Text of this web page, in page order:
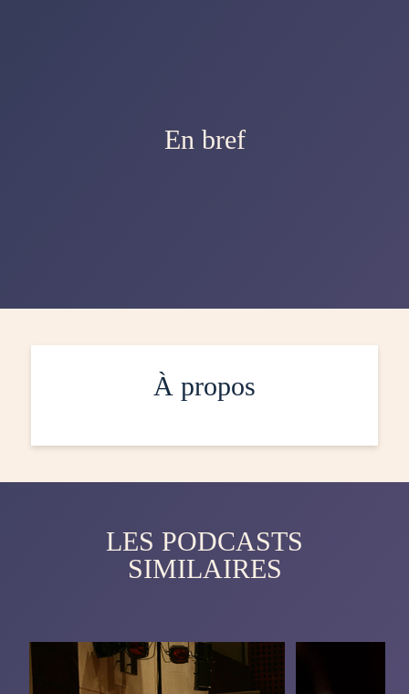
En bref
À propos
LES PODCASTS
SIMILAIRES